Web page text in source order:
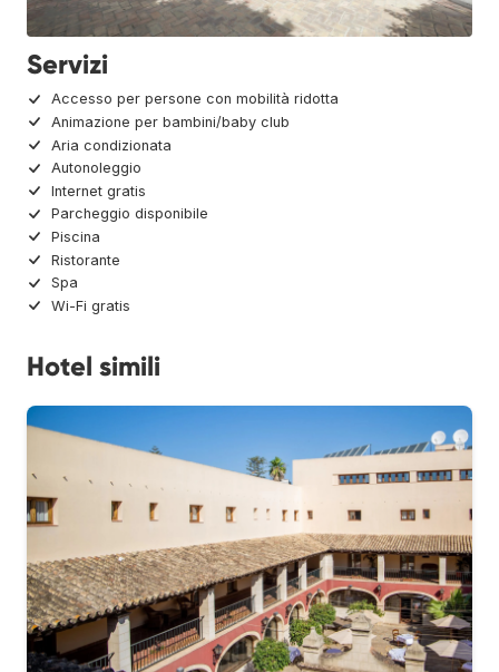
Servizi
Accesso per persone con mobilità ridotta
Animazione per bambini/baby club
Aria condizionata
Autonoleggio
Internet gratis
Parcheggio disponibile
Piscina
Ristorante
Spa
Wi-Fi gratis
Hotel simili